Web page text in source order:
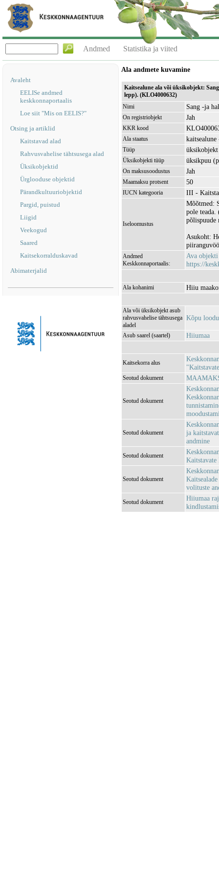
Andmed Statistika ja viited
Avaleht
EELISe andmed
keskkonnaportaalis
Loe siit "Mis on EELIS?"
Otsing ja artiklid
Kaitstavad alad
Rahvusvahelise tähtsusega alad
Üksikobjektid
Ürglooduse objektid
Pärandkultuuriobjektid
Pargid, puistud
Liigid
Veekogud
Saared
Kaitsekorralduskavad
Abimaterjalid
Ala andmete kuvamine
Kaitsealune ala või üksikobjekt:
lepp). (KLO4000632)
Nimi
Sang -ja
On registriobjekt Jah
KKR kood
Ala staatus
Tüüp üksikobjekt
Üksikobjekti tüüp üksikpuu
On maksusoodustus Jah
Maamaksu protsent 50
IUCN kategooria III -
Iseloomustus
Mõõtmed:
pole teada.
põlispuude
Asukoht:
Andmed
Keskkonnaportaalis:
Ava objekti
https://
Ala kohanimi Hiiu
Ala või üksikobjekt asub
rahvusvahelise tähtsusega
aladel
Kõpu
Asub saarel (saartel) Hiiumaa
Kaitsekorra alus
Seotud dokument
Seotud dokument
Seotud dokument
ja
andmine
Seotud dokument
Kaitstavate
Seotud dokument
volituste
Seotud dokument
Hiiumaa